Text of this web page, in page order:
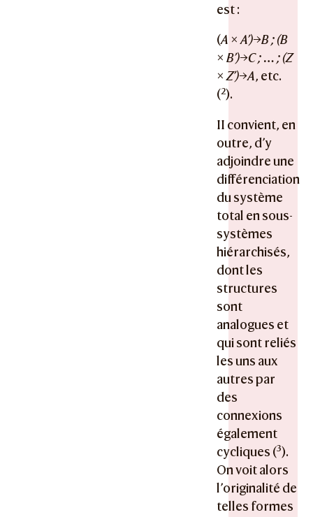
est :
(A × A’)→B ; (B
× B’)→C ; … ; (Z
× Z’)→A, etc.
(2).
II convient, en
outre, d’y
adjoindre une
différenciation
du système
total en sous-
systèmes
hiérarchisés,
dont les
structures
sont
analogues et
qui sont reliés
les uns aux
autres par
des
connexions
également
cycliques (3).
On voit alors
l’originalité de
telles formes